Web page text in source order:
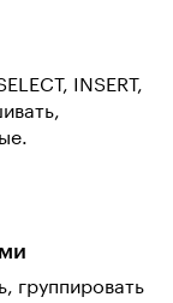
INSERT,
группировать